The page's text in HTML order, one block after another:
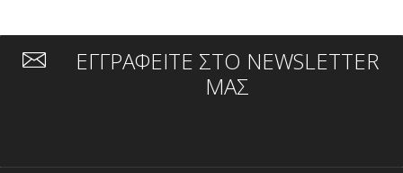
ΕΓΓΡΑΦΕΙΤΕ ΣΤΟ NEWSLETTER
ΜΑΣ